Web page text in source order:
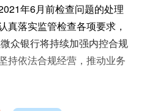
年6月前检查问题的处理
真落实监管检查各项要求，
众银行将持续加强内控合规
持依法合规经营，推动业务